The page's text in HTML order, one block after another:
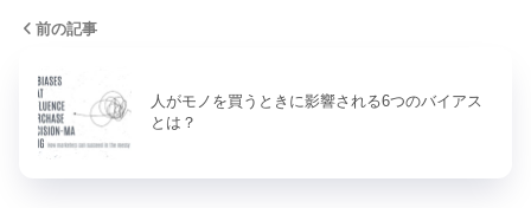
前の記事
人がモノを買うときに影響される6つのバイアス
とは？